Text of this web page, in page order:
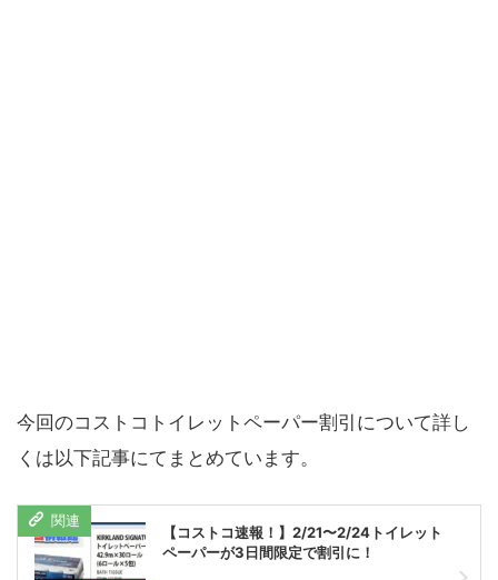
今回のコストコトイレットペーパー割引について詳し
くは以下記事にてまとめています。
【コストコ速報！】2/21〜2/24トイレット
ペーパーが3日間限定で割引に！